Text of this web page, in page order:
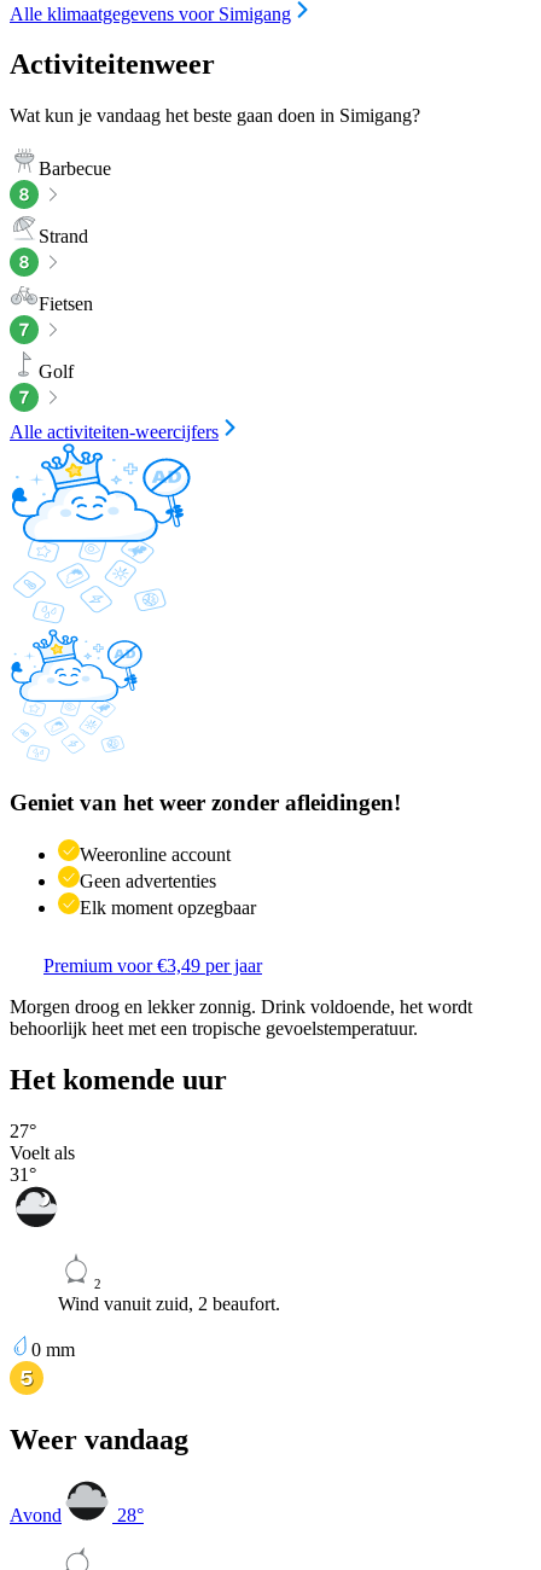
Alle klimaatgegevens voor Simigang
Activiteitenweer
Wat kun je vandaag het beste gaan doen in Simigang?
Barbecue
Strand
Fietsen
Golf
Alle activiteiten-weercijfers
Geniet van het weer zonder afleidingen!
Weeronline account
Geen advertenties
Elk moment opzegbaar
Premium voor €3,49 per jaar
Morgen droog en lekker zonnig. Drink voldoende, het wordt
behoorlijk heet met een tropische gevoelstemperatuur.
Het komende uur
27°
Voelt als
31°
2
Wind vanuit zuid, 2 beaufort.
0 mm
Weer vandaag
Avond 28°